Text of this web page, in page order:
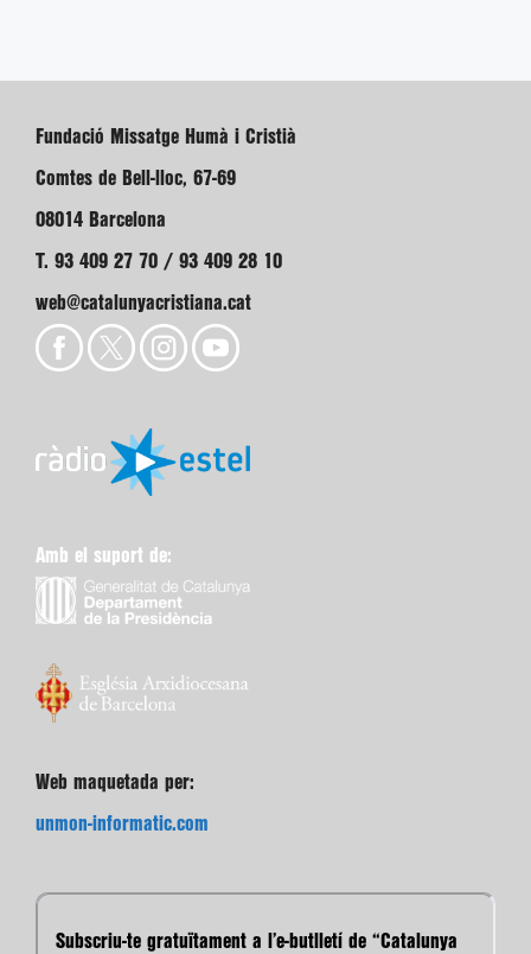
Fundació Missatge Humà i Cristià
Comtes de Bell-lloc, 67-69
08014 Barcelona
T. 93 409 27 70 / 93 409 28 10
web@catalunyacristiana.cat
Amb el suport de:
Web maquetada per:
unmon-informatic.com
Subscriu-te gratuïtament a l’e-butlletí de “Catalunya